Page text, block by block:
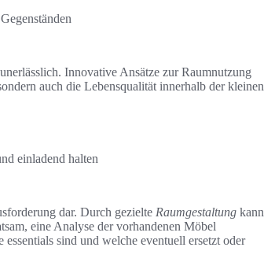
Innovative Ansätze zur Raumnutzung
auch die Lebensqualität innerhalb der kleinen
einladend halten
dar. Durch gezielte Raumgestaltung kann
eine Analyse der vorhandenen Möbel
sind und welche eventuell ersetzt oder